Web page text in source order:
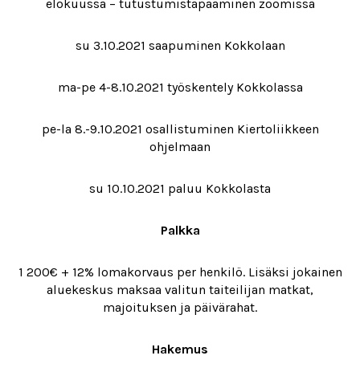
elokuussa – tutustumistapaaminen zoomissa
su 3.10.2021 saapuminen Kokkolaan
ma-pe 4-8.10.2021 työskentely Kokkolassa
pe-la 8.-9.10.2021 osallistuminen Kiertoliikkeen
ohjelmaan
su 10.10.2021 paluu Kokkolasta
Palkka
1 200€ + 12% lomakorvaus per henkilö. Lisäksi jokainen
aluekeskus maksaa valitun taiteilijan matkat,
majoituksen ja päivärahat.
Hakemus